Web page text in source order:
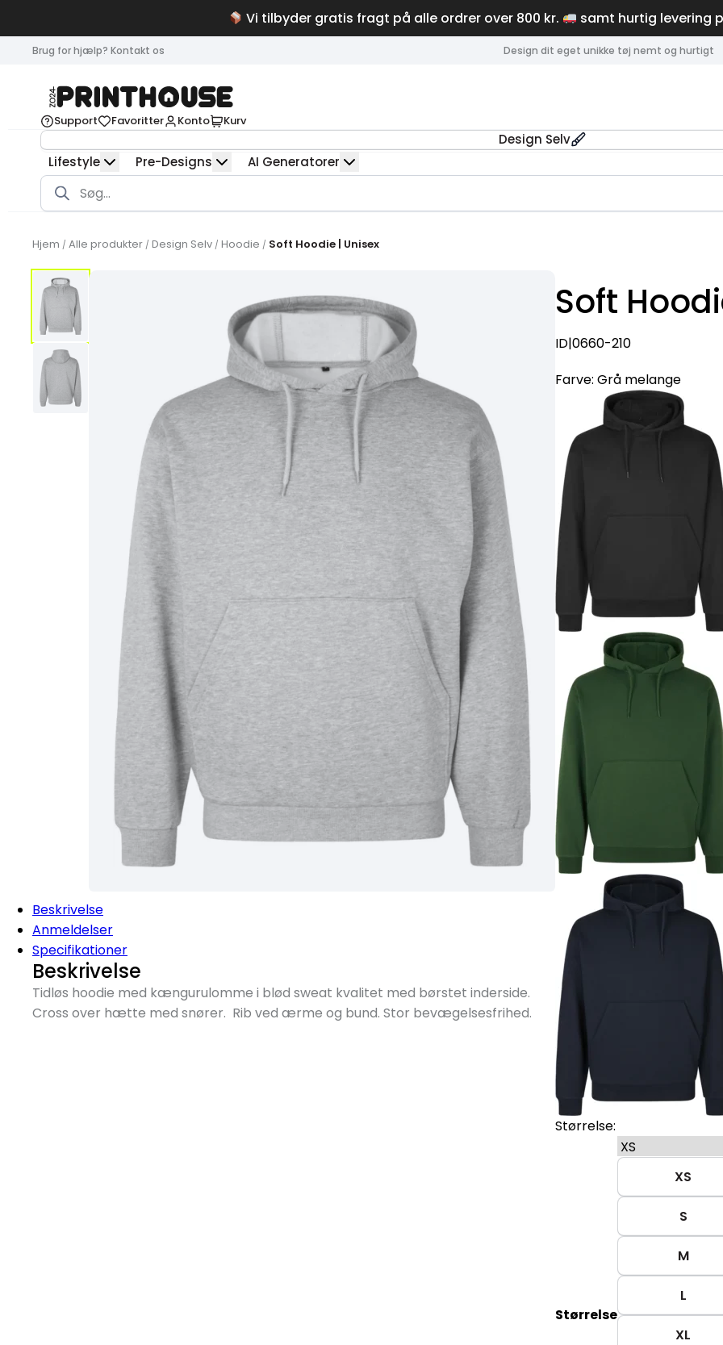
Vi tilbyder gratis fragt på alle ordrer over 800 kr. samt hurtig levering
Brug for hjælp? Kontakt os Design dit eget unikke tøj nemt og hurtigt
Support Favoritter Konto Kurv
Design Selv
Lifestyle
Pre-Designs AI Generatorer
Products
search
Hjem / Alle produkter / Design Selv / Hoodie / Soft Hoodie | Unisex
Beskrivelse
Anmeldelser
Specifikationer
Beskrivelse
Tidløs hoodie med kængurulomme i blød sweat kvalitet med børstet inderside.
Cross over hætte med snører. Rib ved ærme og bund. Stor bevægelsesfrihed.
Soft
ID|0660-210
Farve:Grå melange
Størrelse:
Størrelse
XS
S
M
L
XL